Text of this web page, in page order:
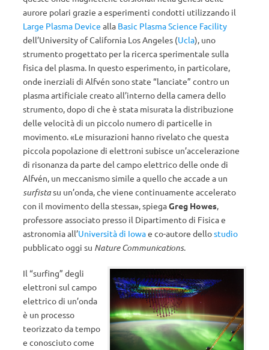
aurore polari grazie a esperimenti condotti utilizzando il
Large Plasma Device alla Basic Plasma Science Facility
dell’University of California Los Angeles (Ucla), uno
strumento progettato per la ricerca sperimentale sulla
fisica del plasma. In questo esperimento, in particolare,
onde inerziali di Alfvén sono state “lanciate” contro un
plasma artificiale creato all’interno della camera dello
strumento, dopo di che è stata misurata la distribuzione
delle velocità di un piccolo numero di particelle in
movimento. «Le misurazioni hanno rivelato che questa
piccola popolazione di elettroni subisce un’accelerazione
di risonanza da parte del campo elettrico delle onde di
Alfvén, un meccanismo simile a quello che accade a un
surfistasu un’onda, che viene continuamente accelerato
con il movimento della stessa», spiegaGreg Howes,
professore associato presso il Dipartimento di Fisica e
astronomia all’Università di Iowae co-autore dellostudio
pubblicato oggi su Nature Communications.
Il “surfing” degli
elettroni sul campo
elettrico di un’onda
è un processo
teorizzato da tempo
e conosciuto come